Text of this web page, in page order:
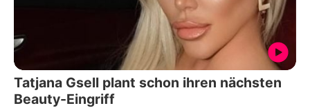
Tatjana Gsell plant schon ihren nächsten
Beauty-Eingriff